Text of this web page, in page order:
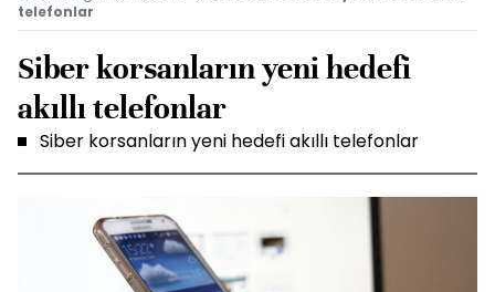
telefonlar
Siber korsanların yeni hedefi
akıllı telefonlar
Siber korsanların yeni hedefi akıllı telefonlar